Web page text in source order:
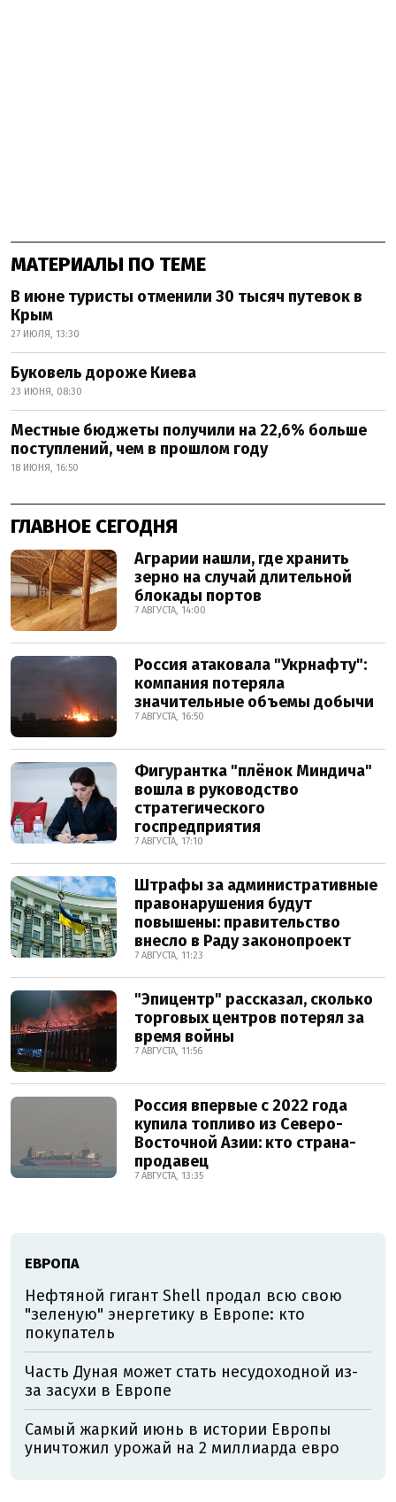
МАТЕРИАЛЫ ПО ТЕМЕ
В июне туристы отменили 30 тысяч путевок в
Крым
27 ИЮЛЯ, 13:30
Буковель дороже Киева
23 ИЮНЯ, 08:30
Местные бюджеты получили на 22,6% больше
поступлений, чем в прошлом году
18 ИЮНЯ, 16:50
ГЛАВНОЕ СЕГОДНЯ
Аграрии нашли, где хранить
зерно на случай длительной
блокады портов
7 АВГУСТА, 14:00
Россия атаковала "Укрнафту":
компания потеряла
значительные объемы добычи
7 АВГУСТА, 16:50
Фигурантка "плёнок Миндича"
вошла в руководство
стратегического
госпредприятия
7 АВГУСТА, 17:10
Штрафы за административные
правонарушения будут
повышены: правительство
внесло в Раду законопроект
7 АВГУСТА, 11:23
"Эпицентр" рассказал, сколько
торговых центров потерял за
время войны
7 АВГУСТА, 11:56
Россия впервые с 2022 года
купила топливо из Северо-
Восточной Азии: кто страна-
продавец
7 АВГУСТА, 13:35
ЕВРОПА
Нефтяной гигант Shell продал всю свою
"зеленую" энергетику в Европе: кто
покупатель
Часть Дуная может стать несудоходной из-
за засухи в Европе
Самый жаркий июнь в истории Европы
уничтожил урожай на 2 миллиарда евро